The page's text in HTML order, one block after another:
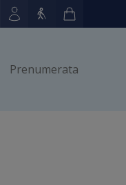
Prenumerata